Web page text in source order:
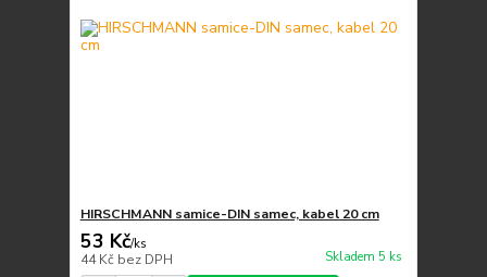
HIRSCHMANN samice-DIN samec, kabel 20 cm
53 Kč/ks
44 Kč bez DPH Skladem 5 ks